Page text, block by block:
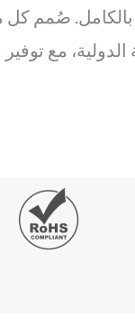
بالكامل. صُمم
الدولية، مع